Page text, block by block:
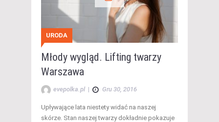
URODA
Młody wygląd. Lifting twarzy
Warszawa
evepolka.pl | Gru 30, 2016
Upływające lata niestety widać na naszej
skórze. Stan naszej twarzy dokładnie pokazuje